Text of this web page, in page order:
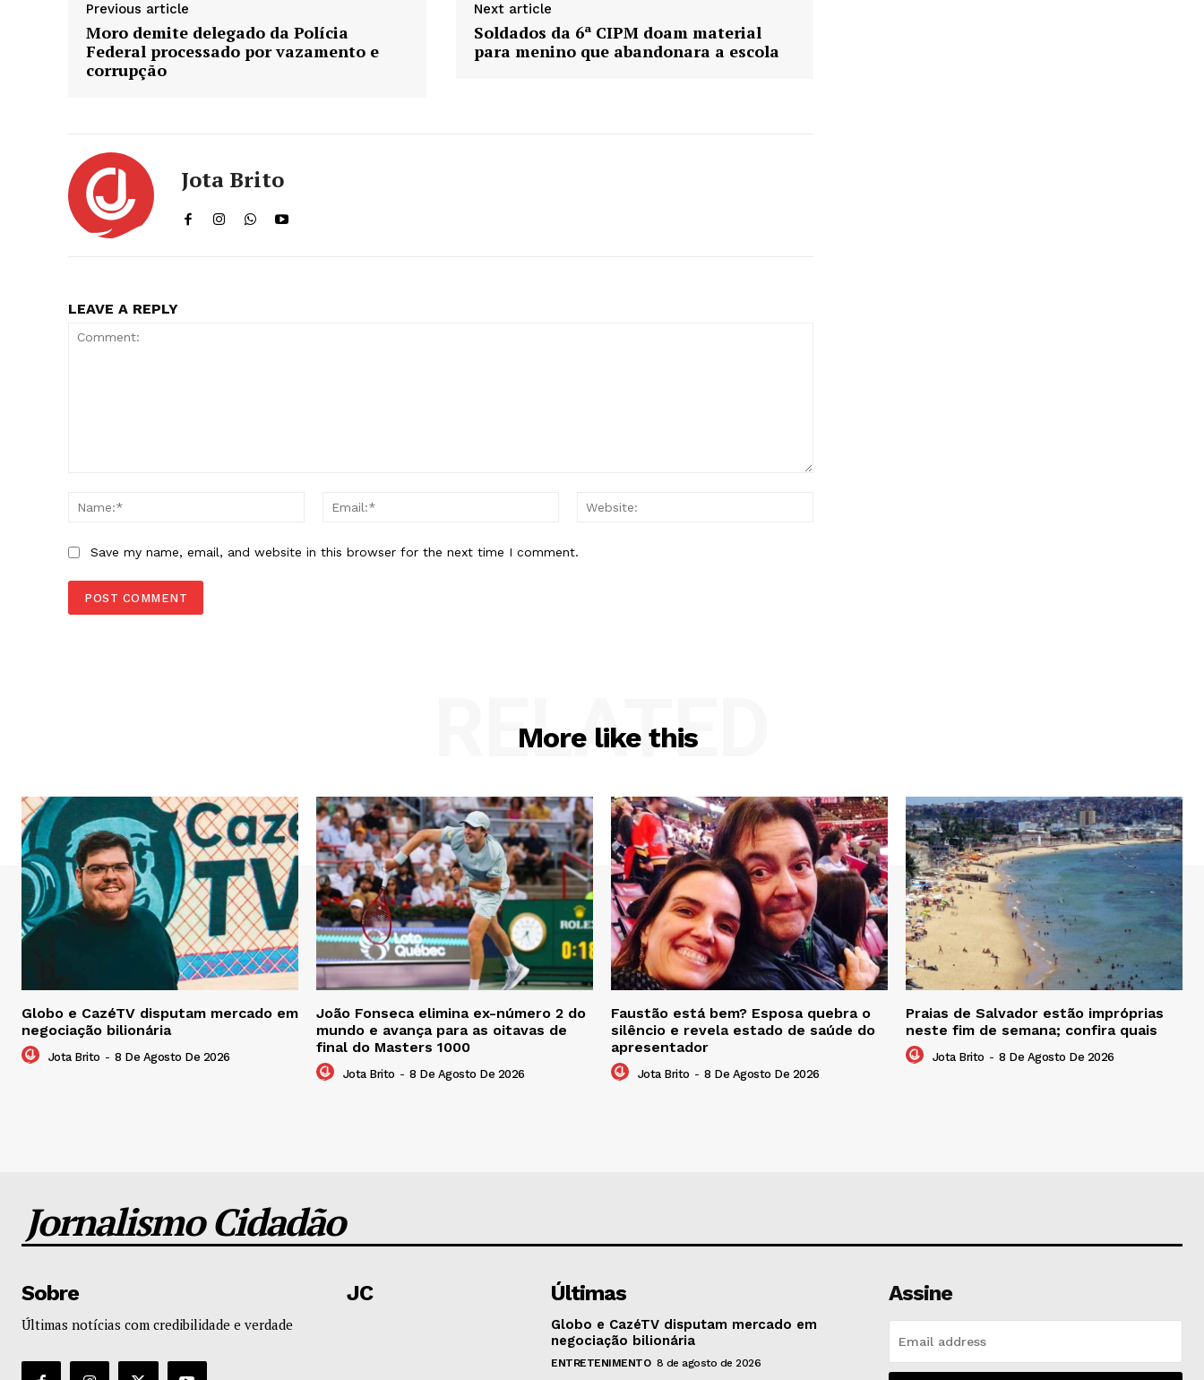
Previous article
Moro demite delegado da Polícia
Federal processado por vazamento e
corrupção
Next article
Soldados da 6ª CIPM doam material
para menino que abandonara a escola
Jota Brito
LEAVE A REPLY
Name:*
Email:*
Save my name, email, and website in this browser for the next time I comment.
More like this
RELATED
Globo e CazéTV disputam mercado em
negociação bilionária
Jota Brito - 8 De Agosto De 2026
João Fonseca elimina ex-número 2 do
mundo e avança para as oitavas de
final do Masters 1000
Jota Brito - 8 De Agosto De 2026
Faustão está bem? Esposa quebra o
silêncio e revela estado de saúde do
apresentador
Jota Brito - 8 De Agosto De 2026
Praias de Salvador estão impróprias
neste fim de semana; confira quais
Jota Brito - 8 De Agosto De 2026
Jornalismo Cidadão
Sobre
Últimas notícias com credibilidade e verdade
JC Últimas
Globo e CazéTV disputam mercado em
negociação bilionária
ENTRETENIMENTO 8 de agosto de 2026
Assine